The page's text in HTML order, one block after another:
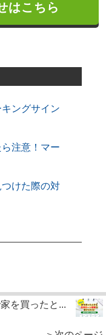
はこちら
ングサイン
注意！マー
けた際の対
を買ったと...